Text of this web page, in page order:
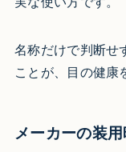
名称だけで判断せ
ことが、目の健康
メーカーの装